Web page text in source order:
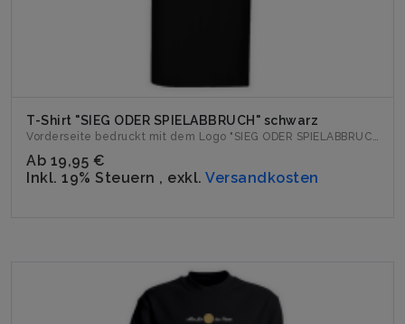
T-Shirt "SIEG ODER SPIELABBRUCH" schwarz
Vorderseite bedruckt mit dem Logo "SIEG ODER SPIELABBRUCH". ...
Ab 19,95 €
Inkl. 19% Steuern , exkl. Versandkosten